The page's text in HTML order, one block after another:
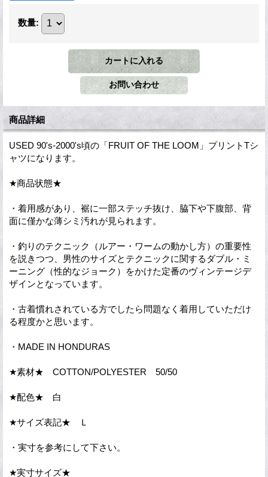
数量:
商品詳細
USED 90's-2000's頃の「FRUIT OF THE LOOM」プリントTシ
ャツになります。
★商品状態★
・着用感があり、裾に一部ステッチ抜け、脇下や下腹部、背
面に僅かな薄シミ汚れが見られます。
・釣りのテクニック（ルアー・ワームの動かし方）の重要性
を説きつつ、男性のサイズとテクニックに関するダブル・ミ
ーニング（性的なジョーク）をかけた定番のヴィンテージデ
ザインとなっています。
・古着慣れされている方でしたら問題なく着用していただけ
る程度かと思います。
・MADE IN HONDURAS
★素材★ COTTON/POLYESTER 50/50
★配色★ 白
★サイズ表記★ Ｌ
・実寸を参考にして下さい。
★実寸サイズ★